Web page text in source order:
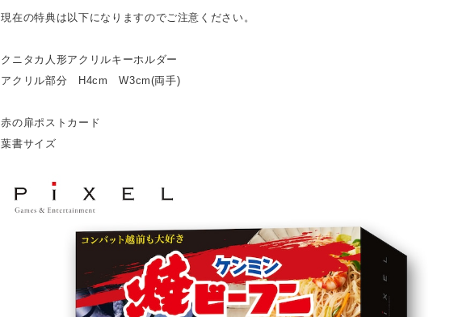
現在の特典は以下になりますのでご注意ください。
クニタカ人形アクリルキーホルダー
アクリル部分 H4cm W3cm(両手)
赤の扉ポストカード
葉書サイズ